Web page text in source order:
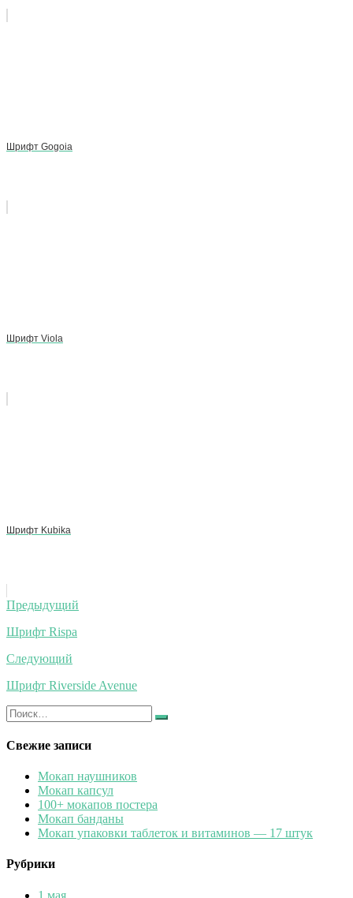
Шрифт Gogoia
Шрифт Viola
Шрифт Kubika
Навигация
по
записям
Предыдущий
Шрифт Rispa
Следующий
Шрифт Riverside Avenue
Искать:
Найти
Свежие записи
Мокап наушников
Мокап капсул
100+ мокапов постера
Мокап банданы
Мокап упаковки таблеток и витаминов — 17 штук
Рубрики
1 мая